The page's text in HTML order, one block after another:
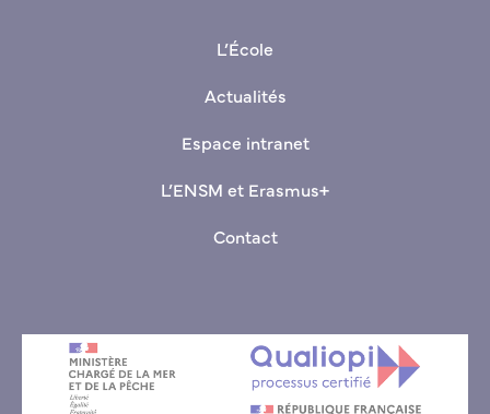
L’École
Actualités
Espace intranet
L’ENSM et Erasmus+
Contact